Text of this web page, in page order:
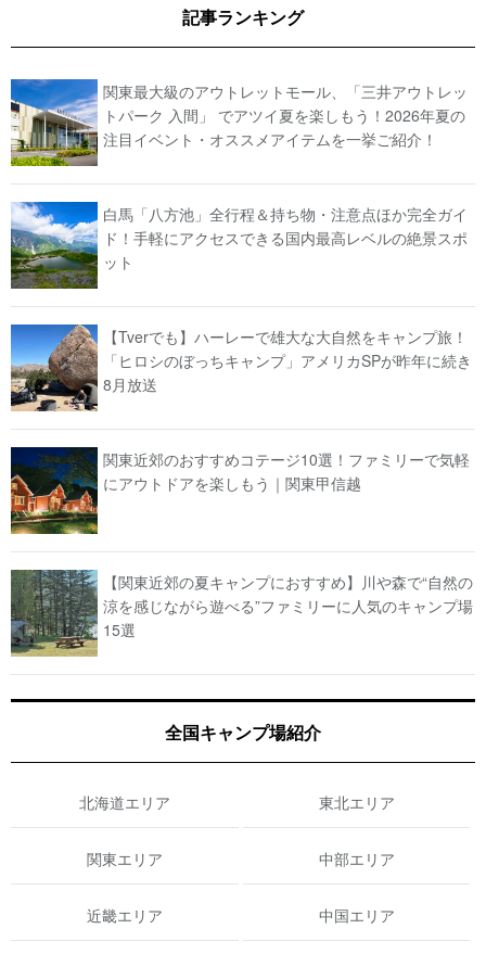
記事ランキング
関東最大級のアウトレットモール、「三井アウトレッ
トパーク 入間」 でアツイ夏を楽しもう！2026年夏の
注目イベント・オススメアイテムを一挙ご紹介！
白馬「八方池」全行程＆持ち物・注意点ほか完全ガイ
ド！手軽にアクセスできる国内最高レベルの絶景スポ
ット
【Tverでも】ハーレーで雄大な大自然をキャンプ旅！
「ヒロシのぼっちキャンプ」アメリカSPが昨年に続き
8月放送
関東近郊のおすすめコテージ10選！ファミリーで気軽
にアウトドアを楽しもう｜関東甲信越
【関東近郊の夏キャンプにおすすめ】川や森で“自然の
涼を感じながら遊べる”ファミリーに人気のキャンプ場
15選
全国キャンプ場紹介
北海道エリア 東北エリア
関東エリア 中部エリア
近畿エリア 中国エリア